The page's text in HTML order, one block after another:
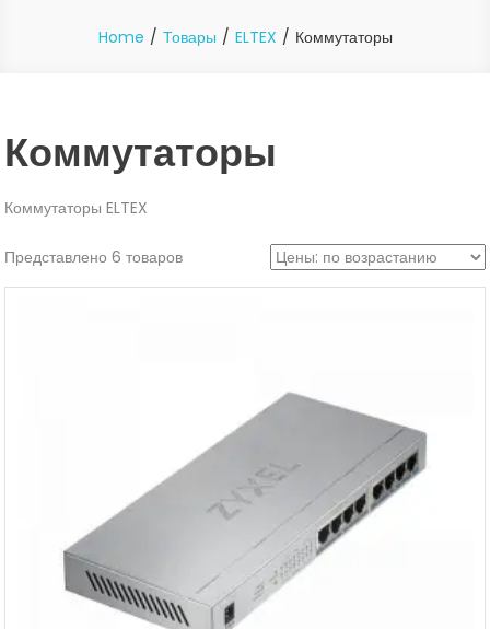
Home Товары ELTEX Коммутаторы
Коммутаторы
Коммутаторы ELTEX
Представлено 6 товаров